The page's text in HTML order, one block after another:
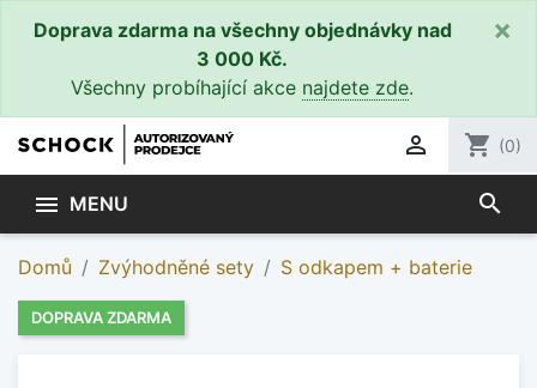
Doprava zdarma na všechny objednávky nad
3 000 Kč.
Všechny probíhající akce najdete zde.
×
 shopping_cart (0)
 MENU search
Domů Zvýhodněné sety S odkapem + baterie
DOPRAVA ZDARMA